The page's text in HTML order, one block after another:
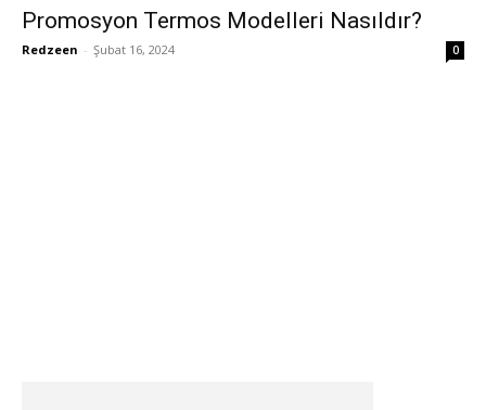
Promosyon Termos Modelleri Nasıldır?
Redzeen - Şubat 16, 2024 0